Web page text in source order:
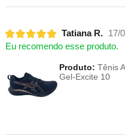
Tatiana R.
17/
Eu recomendo esse produto.
Produto: Tênis
Gel-Excite 10